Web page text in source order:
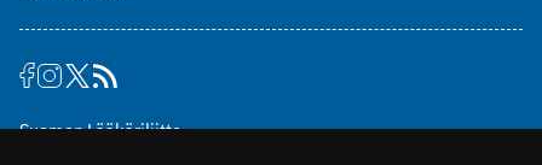
Suomen Lääkäriliitto